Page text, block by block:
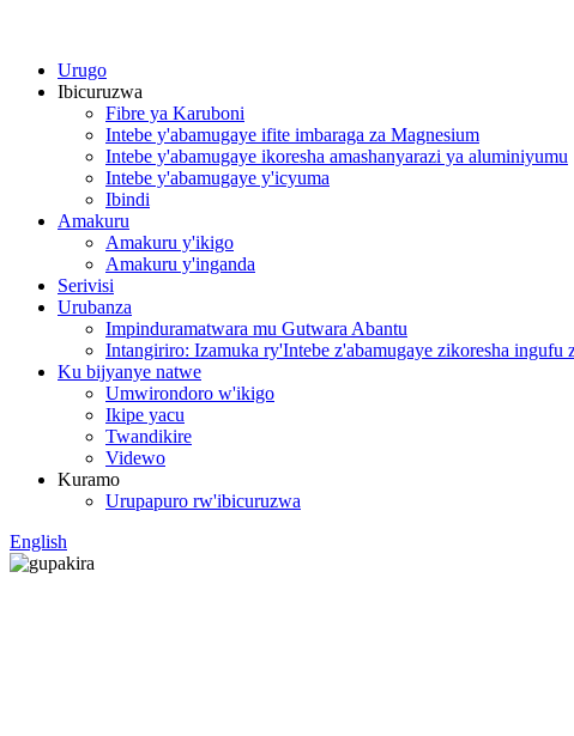
Urugo
Ibicuruzwa
Fibre ya Karuboni
Intebe y'abamugaye ifite imbaraga za Magnesium
Intebe y'abamugaye ikoresha amashanyarazi ya aluminiyumu
Intebe y'abamugaye y'icyuma
Ibindi
Amakuru
Amakuru y'ikigo
Amakuru y'inganda
Serivisi
Urubanza
Impinduramatwara mu Gutwara Abantu
Intangiriro: Izamuka ry'Intebe z'abamugaye zikoresha ingufu
Ku bijyanye natwe
Umwirondoro w'ikigo
Ikipe yacu
Twandikire
Videwo
Kuramo
Urupapuro rw'ibicuruzwa
English